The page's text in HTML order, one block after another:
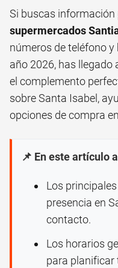
Si buscas
supermercados
números de teléfono y
año 2026, has llegado
el complemento
sobre Santa Isabel,
opciones de compra
📌 En este artículo
Los
presencia en
contacto.
Los horarios
para planificar